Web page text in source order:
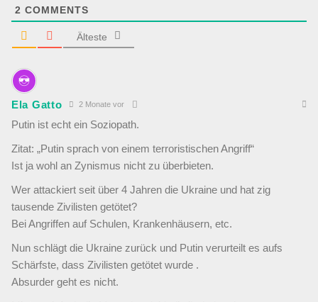
2 COMMENTS
Älteste
Ela Gatto 2 Monate vor
Putin ist echt ein Soziopath.
Zitat: „Putin sprach von einem terroristischen Angriff“
Ist ja wohl an Zynismus nicht zu überbieten.
Wer attackiert seit über 4 Jahren die Ukraine und hat zig
tausende Zivilisten getötet?
Bei Angriffen auf Schulen, Krankenhäusern, etc.
Nun schlägt die Ukraine zurück und Putin verurteilt es aufs
Schärfste, dass Zivilisten getötet wurde .
Absurder geht es nicht.